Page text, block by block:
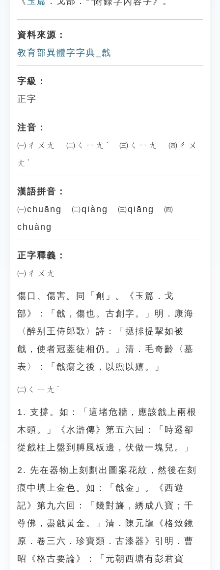
資料來源：
教育部異體字字典_戧
字級：
正字
注音：
㈠ㄔㄨㄤ ㈡ㄑㄧㄤˋ ㈢ㄑㄧㄤ ㈣ㄔㄨ
ㄤˋ
漢語拼音：
㈠chuāng ㈡qiàng ㈢qiāng ㈣
chuàng
正字釋義：
㈠ㄔㄨㄤ
傷口、傷害。同「創」。《玉篇．戈
部》：「戧，傷也。古創字。」明．康海
〈醉别王侍郎歌〉詩：「拯捄提挈如被
戧，使者冠葢徒相仍。」清．毛奇齡〈墓
表〉：「戧瘍之後，以喣以嬉。」
㈡ㄑㄧㄤˋ
1. 支撐。如：「這堵危牆，應該戧上兩根
木頭。」《水滸傳》第五六回：「時遷卻
從戧柱上盤到膊風板邊，伏做一塊兒。」
2. 先在器物上刻劃出圖案花紋，然後在刻
痕中填上金色。如：「戧金」。《西遊
記》第九六回：「幾對旛，綉成八寶；千
尊佛，盡戧黃金。」清．陳元龍《格致鏡
原．卷三六．珍寶類．古漆器》引明．曹
昭《格古要論》：「元朝西塘有彭君寶